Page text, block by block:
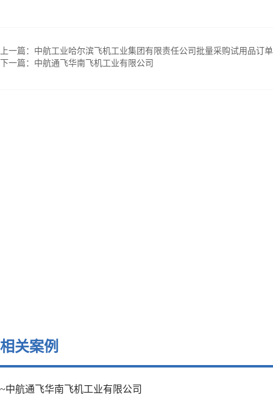
上一篇： 中航工业哈尔滨飞机工业集团有限责任公司批量采购试用品订单
下一篇： 中航通飞华南飞机工业有限公司
相关案例
~中航通飞华南飞机工业有限公司